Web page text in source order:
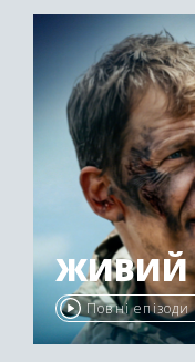
ЖИВИЙ
Повні епізоди